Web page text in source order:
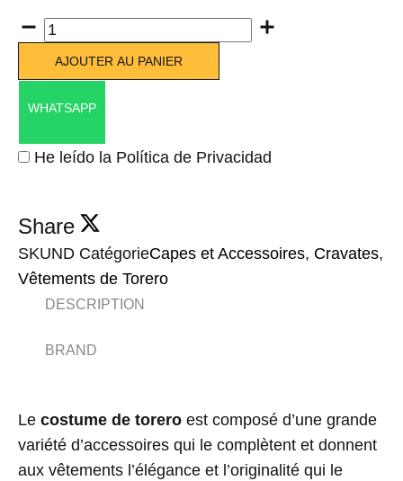
Quantité
AJOUTER AU PANIER
WHATSAPP
He leído la Política de Privacidad
Share
SKUND CatégorieCapes et Accessoires, Cravates,
Vêtements de Torero
DESCRIPTION
BRAND
Le costume de torero est composé d’une grande
variété d’accessoires qui le complètent et donnent
aux vêtements l’élégance et l’originalité qui le